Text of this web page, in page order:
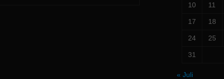
10 11
17 18
24 25
31
« Juli